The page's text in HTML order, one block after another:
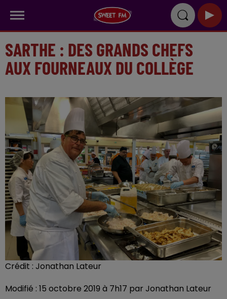
SARTHE : DES GRANDS CHEFS
AUX FOURNEAUX DU COLLÈGE
Crédit : Jonathan Lateur
Modifié : 15 octobre 2019 à 7h17 par Jonathan Lateur